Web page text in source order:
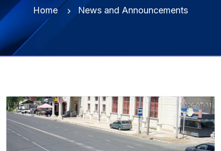
Home News and Announcements